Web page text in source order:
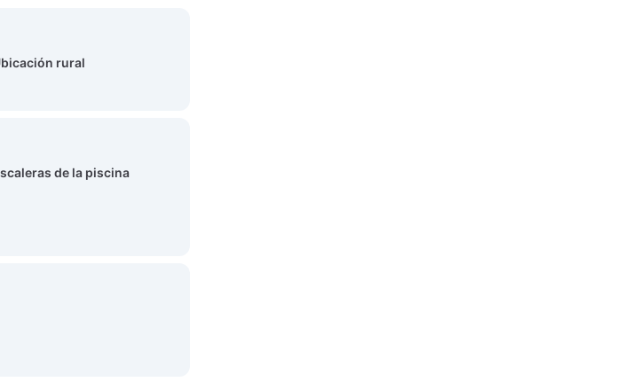
rural
de la piscina